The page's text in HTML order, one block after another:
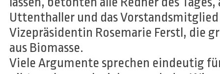
Uttenthaller und das
Vizepräsidentin Rosemarie Ferstl, die
aus Biomasse.
Viele Argumente sprechen eindeutig